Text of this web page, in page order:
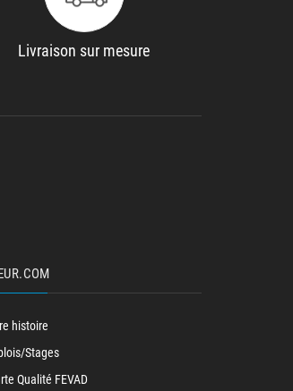
Livraison sur mesure
histoire
Stages
Qualité FEVAD